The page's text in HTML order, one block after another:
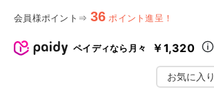
会員様ポイント⇒ 36 ポイント進呈！
ペイディなら月々 ￥1,320
お気に入